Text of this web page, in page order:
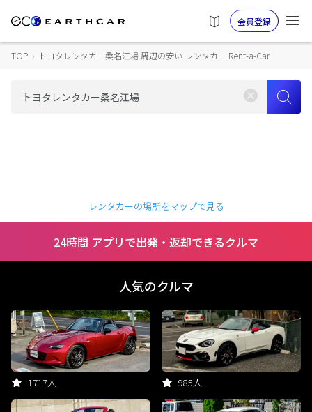
会員登録
TOP › トヨタレンタカー桑名江場 周辺の安い レンタカー Rent-a-Car
レンタカーの場所をマップで見る
24時間 アプリで出発・返却できるクルマ
人気のクルマ
1717人 985人